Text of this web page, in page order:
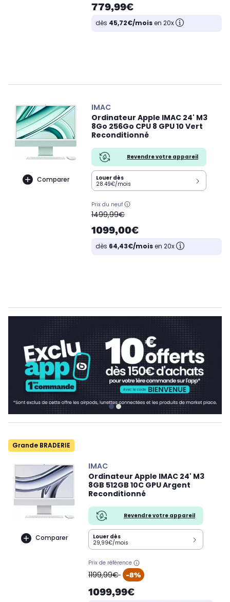
779,99€
dès 45,72€/moisen 20x
Comparer
IMAC
Ordinateur Apple IMAC 24' M3
8Go 256Go CPU 8 GPU 10 Vert
Reconditionné
Revendre votre appareil
Louer dès
28.49€/mois
Prix du neuf
oldPrice
1499,99€
1099,00€
dès 64,43€/moisen 20x
Grande BRADERIE
Comparer
IMAC
Ordinateur Apple IMAC 24' M3
8GB 512GB 10C GPU Argent
Reconditionné
Revendre votre appareil
Louer dès
29,99€/mois
Prix de référence
oldPrice
1199,99€ -8%
1099,99€